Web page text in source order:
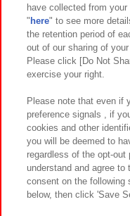
関連会社 サ
プライバシーポリシー
お取引先さまとと
カスタマーハラスメント対
have collected from
" here" to see more
the retention period of
out of our sharing of
Please click [Do Not
exercise your right.
Please note that even if
preference signals , if
cookies and other
you will be deemed to
regardless of the opt-
understand and agree
consent on the following
below, then click 'Save